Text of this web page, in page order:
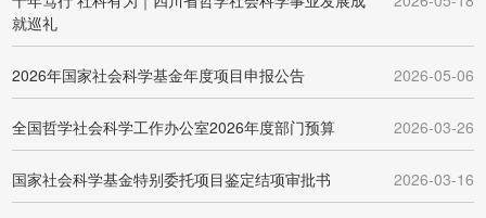
就巡礼
2026年国家社会科学基金年度项目申报公告 2026-05-06
全国哲学社会科学工作办公室2026年度部门预算 2026-03-26
国家社会科学基金特别委托项目鉴定结项审批书 2026-03-16